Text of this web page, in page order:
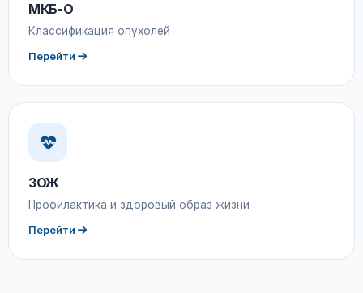
МКБ-О
Классификация опухолей
Перейти
ЗОЖ
Профилактика и здоровый образ жизни
Перейти